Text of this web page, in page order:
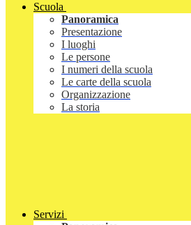
Scuola
Panoramica
Presentazione
I luoghi
Le persone
I numeri della scuola
Le carte della scuola
Organizzazione
La storia
Servizi